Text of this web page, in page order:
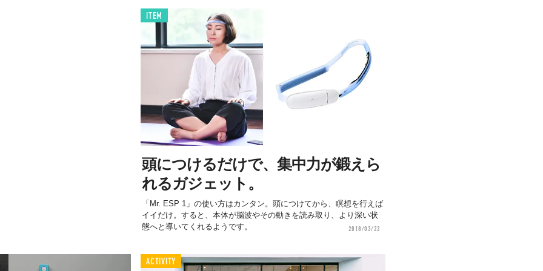
ITEM
頭につけるだけで、集中力が鍛えら
れるガジェット。
「Mr. ESP 1」の使い方はカンタン。頭につけてから、瞑想を行えば
イイだけ。すると、本体が脳波やその動きを読み取り、より深い状
態へと導いてくれるようです。
2018/03/22
ACTIVITY